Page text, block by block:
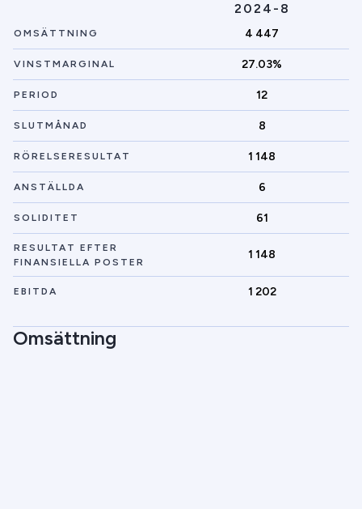
2024-8
OMSÄTTNING 4 447
VINSTMARGINAL 27.03%
PERIOD 12
SLUTMÅNAD 8
RÖRELSERESULTAT 1 148
ANSTÄLLDA 6
SOLIDITET 61
RESULTAT EFTER
FINANSIELLA POSTER
1 148
EBITDA 1 202
Omsättning